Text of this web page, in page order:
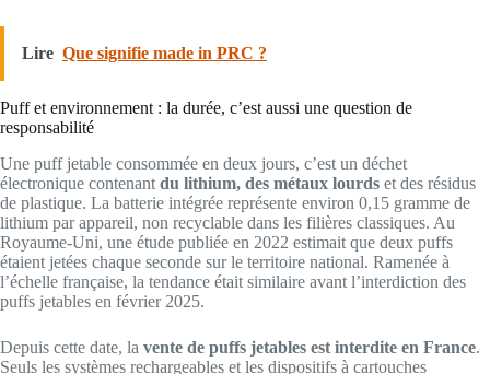
Lire Que signifie made in PRC ?
Puff et environnement : la durée, c’est aussi une question de
responsabilité
Une puff jetable consommée en deux jours, c’est un déchet
électronique contenant du lithium, des métaux lourds et des résidus
de plastique. La batterie intégrée représente environ 0,15 gramme de
lithium par appareil, non recyclable dans les filières classiques. Au
Royaume-Uni, une étude publiée en 2022 estimait que deux puffs
étaient jetées chaque seconde sur le territoire national. Ramenée à
l’échelle française, la tendance était similaire avant l’interdiction des
puffs jetables en février 2025.
Depuis cette date, la vente de puffs jetables est interdite en France.
Seuls les systèmes rechargeables et les dispositifs à cartouches